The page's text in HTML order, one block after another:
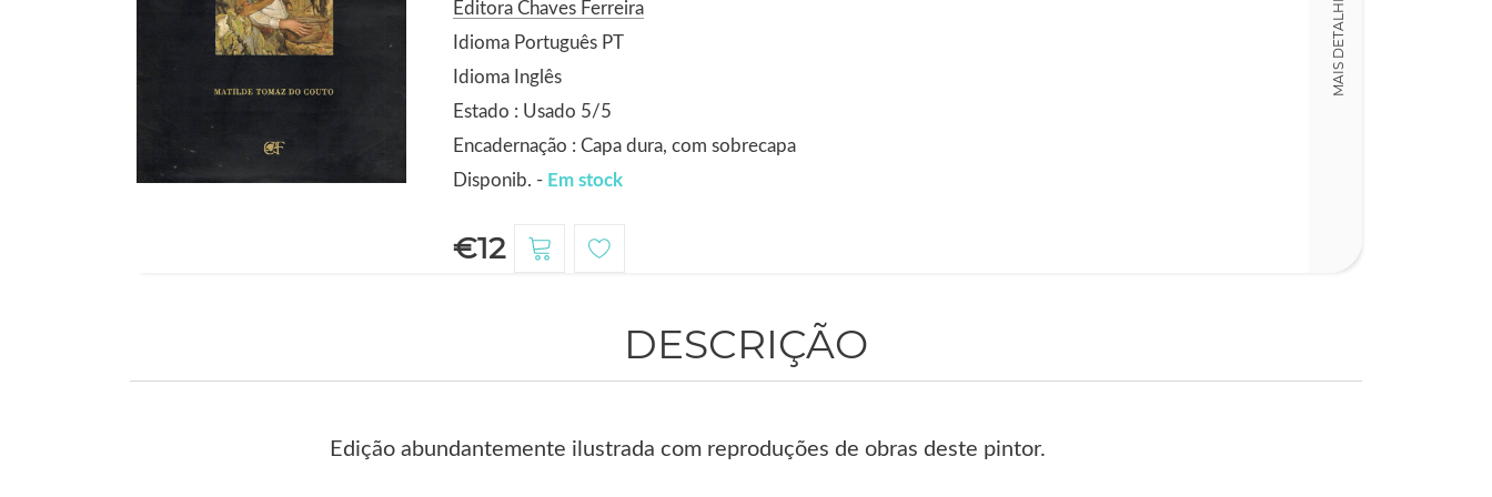
Editora Chaves Ferreira
Idioma Português PT
Idioma Inglês
Estado : Usado 5/5
Encadernação : Capa dura, com sobrecapa
Disponib. - Em stock
€12
MAIS DETALHES
DESCRIÇÃO
Edição abundantemente ilustrada com reproduções de obras deste pintor.